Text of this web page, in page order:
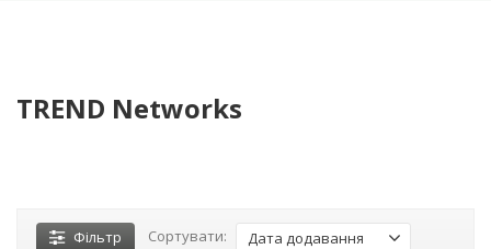
TREND Networks
Фільтр Сортувати: Дата додавання